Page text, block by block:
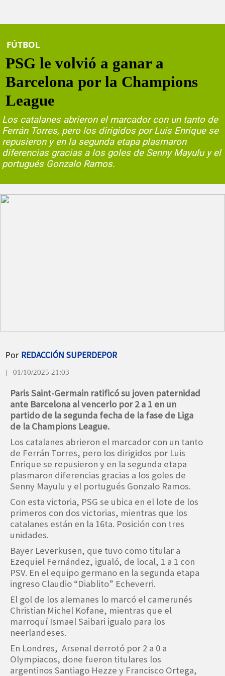
FÚTBOL
PSG le volvió a ganar a
Barcelona por la Champions
League
Los catalanes abrieron el marcador con un tanto de
Ferrán Torres, pero los dirigidos por Luis Enrique se
repusieron y en la segunda etapa plasmaron
diferencias gracias a los goles de Senny Mayulu y el
portugués Gonzalo Ramos.
Por REDACCIÓN SUPERDEPOR
| 01/10/2025 21:03
Paris Saint-Germain ratificó su joven paternidad
ante Barcelona al vencerlo por 2 a 1 en un
partido de la segunda fecha de la fase de Liga
de la Champions League.
Los catalanes abrieron el marcador con un tanto
de Ferrán Torres, pero los dirigidos por Luis
Enrique se repusieron y en la segunda etapa
plasmaron diferencias gracias a los goles de
Senny Mayulu y el portugués Gonzalo Ramos.
Con esta victoria, PSG se ubica en el lote de los
primeros con dos victorias, mientras que los
catalanes están en la 16ta. Posición con tres
unidades.
Bayer Leverkusen, que tuvo como titular a
Ezequiel Fernández, igualó, de local, 1 a 1 con
PSV. En el equipo germano en la segunda etapa
ingreso Claudio “Diablito” Echeverri.
El gol de los alemanes lo marcó el camerunés
Christian Michel Kofane, mientras que el
marroquí Ismael Saibari igualo para los
neerlandeses.
En Londres, Arsenal derrotó por 2 a 0 a
Olympiacos, done fueron titulares los
argentinos Santiago Hezze y Francisco Ortega,